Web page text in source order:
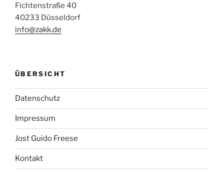
Fichtenstraße 40
40233 Düsseldorf
info@zakk.de
ÜBERSICHT
Datenschutz
Impressum
Jost Guido Freese
Kontakt